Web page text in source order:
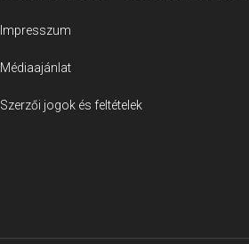
Impresszum
Médiaajánlat
Szerzői jogok és feltételek